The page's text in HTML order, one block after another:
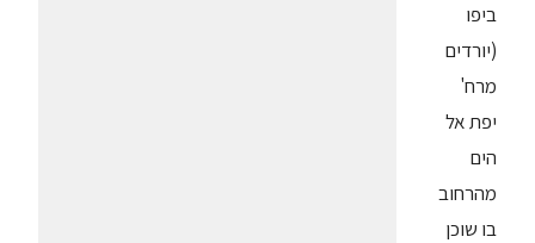
ביפו
(יורדים
מרח'
יפת אל
הים
מהרחוב
בו שוכן